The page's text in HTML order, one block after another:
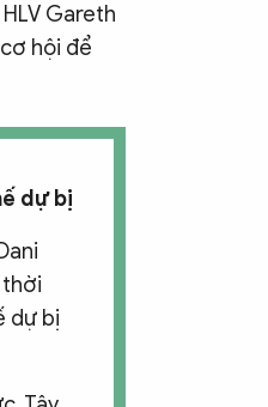
Gareth
hội để
dự bị
thời
dự bị